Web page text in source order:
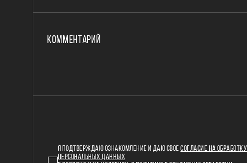
КОММЕНТАРИЙ
Я ПОДТВЕРЖДАЮ ОЗНАКОМЛЕНИЕ И ДАЮ СВОЕСОГЛАСИЕ НА ОБРАБОТКУ
ПЕРСОНАЛЬНЫХ ДАННЫХ